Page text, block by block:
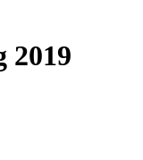
2019